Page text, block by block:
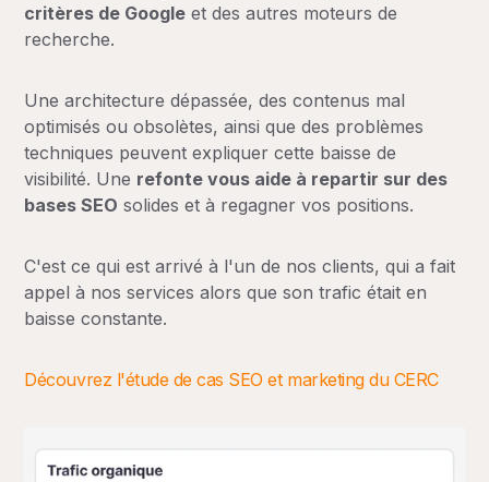
critères de Google et des autres moteurs de
recherche.
Une architecture dépassée, des contenus mal
optimisés ou obsolètes, ainsi que des problèmes
techniques peuvent expliquer cette baisse de
visibilité. Une refonte vous aide à repartir sur des
bases SEO solides et à regagner vos positions.
C'est ce qui est arrivé à l'un de nos clients, qui a fait
appel à nos services alors que son trafic était en
baisse constante.
Découvrez l'étude de cas SEO et marketing du CERC